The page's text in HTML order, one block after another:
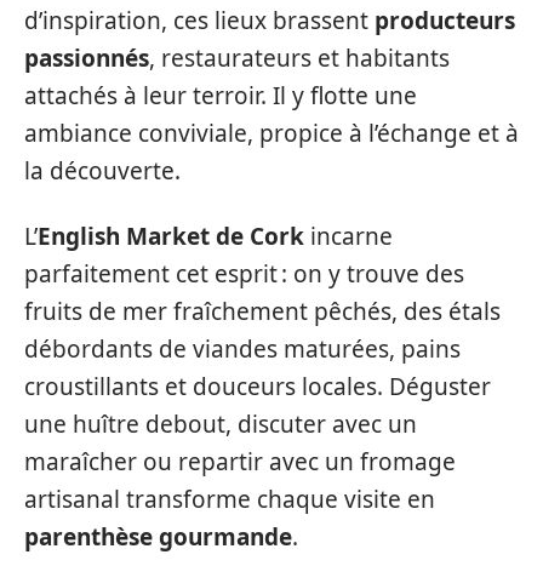
d’inspiration, ces lieux brassent producteurs
passionnés, restaurateurs et habitants
attachés à leur terroir. Il y flotte une
ambiance conviviale, propice à l’échange et à
la découverte.
L’English Market de Cork incarne
parfaitement cet esprit : on y trouve des
fruits de mer fraîchement pêchés, des étals
débordants de viandes maturées, pains
croustillants et douceurs locales. Déguster
une huître debout, discuter avec un
maraîcher ou repartir avec un fromage
artisanal transforme chaque visite en
parenthèse gourmande.